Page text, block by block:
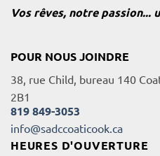
Vos rêves, notre passion...
POUR NOUS JOINDRE
38, rue Child, bureau 140
2B1
819 849-3053
info@sadccoaticook.ca
HEURES D'OUVERTURE